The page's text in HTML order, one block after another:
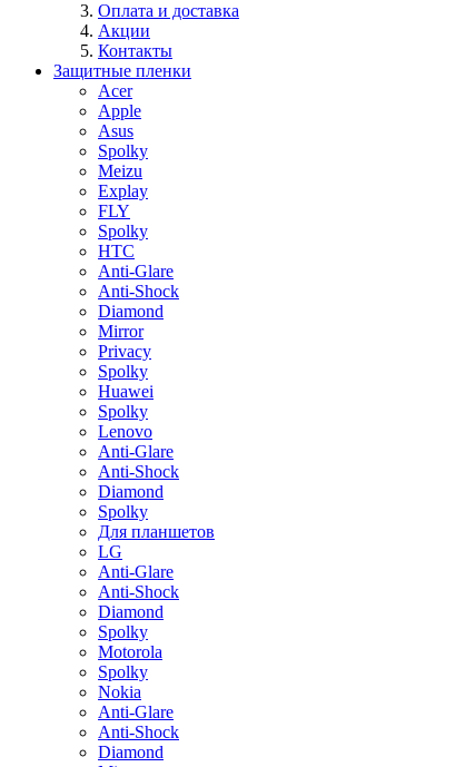
Оплата и доставка
Акции
Контакты
Защитные пленки
Acer
Apple
Asus
Spolky
Meizu
Explay
FLY
Spolky
HTC
Anti-Glare
Anti-Shock
Diamond
Mirror
Privacy
Spolky
Huawei
Spolky
Lenovo
Anti-Glare
Anti-Shock
Diamond
Spolky
Для планшетов
LG
Anti-Glare
Anti-Shock
Diamond
Spolky
Motorola
Spolky
Nokia
Anti-Glare
Anti-Shock
Diamond